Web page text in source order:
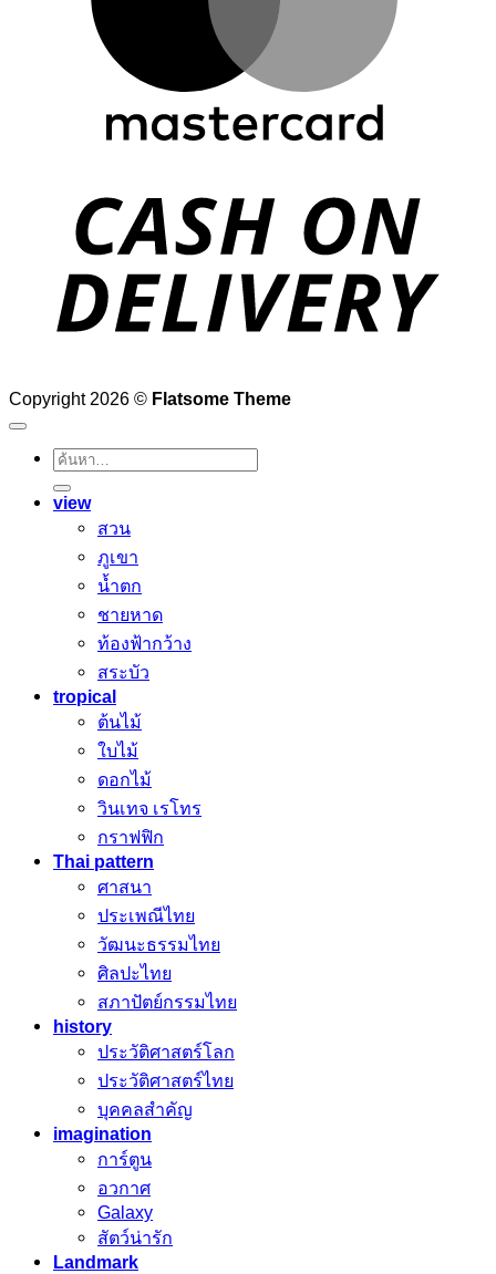
Copyright 2026 © Flatsome Theme
ค้นหา:
view
สวน
ภูเขา
น้ำตก
ชายหาด
ท้องฟ้ากว้าง
สระบัว
tropical
ต้นไม้
ใบไม้
ดอกไม้
วินเทจ เรโทร
กราฟฟิก
Thai pattern
ศาสนา
ประเพณีไทย
วัฒนะธรรมไทย
ศิลปะไทย
สภาปัตย์กรรมไทย
history
ประวัติศาสตร์โลก
ประวัติศาสตร์ไทย
บุคคลสำคัญ
imagination
การ์ตูน
อวกาศ
Galaxy
สัตว์น่ารัก
Landmark